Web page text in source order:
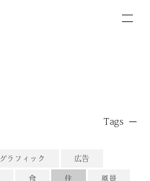
Tags
グラフィック 広告
食 住 風景